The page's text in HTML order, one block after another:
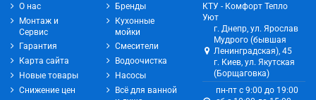
О нас
Монтаж и
Сервис
Гарантия
Карта сайта
Новые товары
Снижение цен
Бренды
Кухонные
мойки
Смесители
Водоочистка
Насосы
Всё для ванной
КТУ - Комфорт Тепло
Уют
г. Днепр, ул. Ярослав
Мудрого (бывшая
Ленинградская), 45
г. Киев, ул. Якутская
(Борщаговка)
пн-пт с 9:00 до 19:00